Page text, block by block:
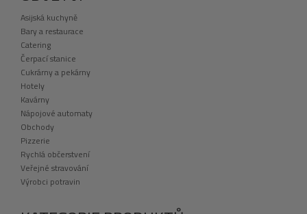
Asijská kuchyně
Bary a restaurace
Catering
Čerpací stanice
Cukrárny a pekárny
Hotely
Kavárny
Nápojové automaty
Obchody
Pizzerie
Rychlá občerstvení
Veřejné stravování
Výrobci potravin